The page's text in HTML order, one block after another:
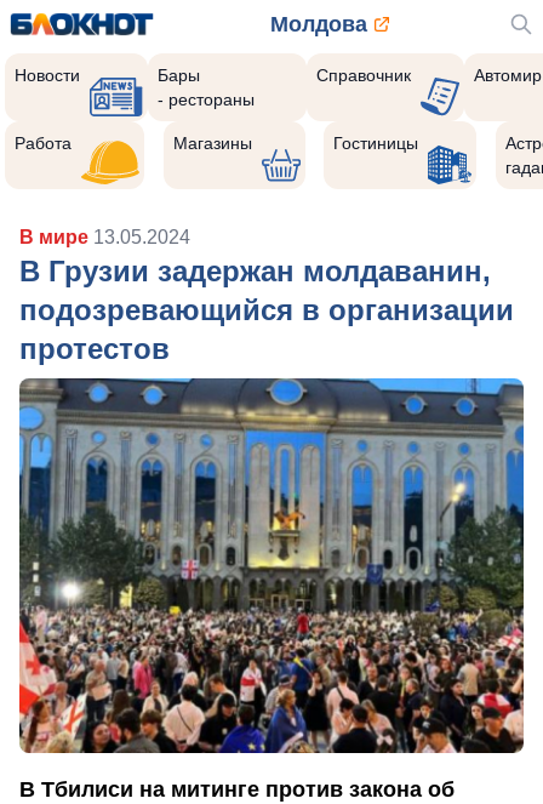
Молдова
Новости
Бары
- рестораны
Справочник Автомир
Работа Магазины Гостиницы
В мире 13.05.2024
В Грузии задержан молдаванин,
подозревающийся в организации
протестов
В Тбилиси на митинге против закона об